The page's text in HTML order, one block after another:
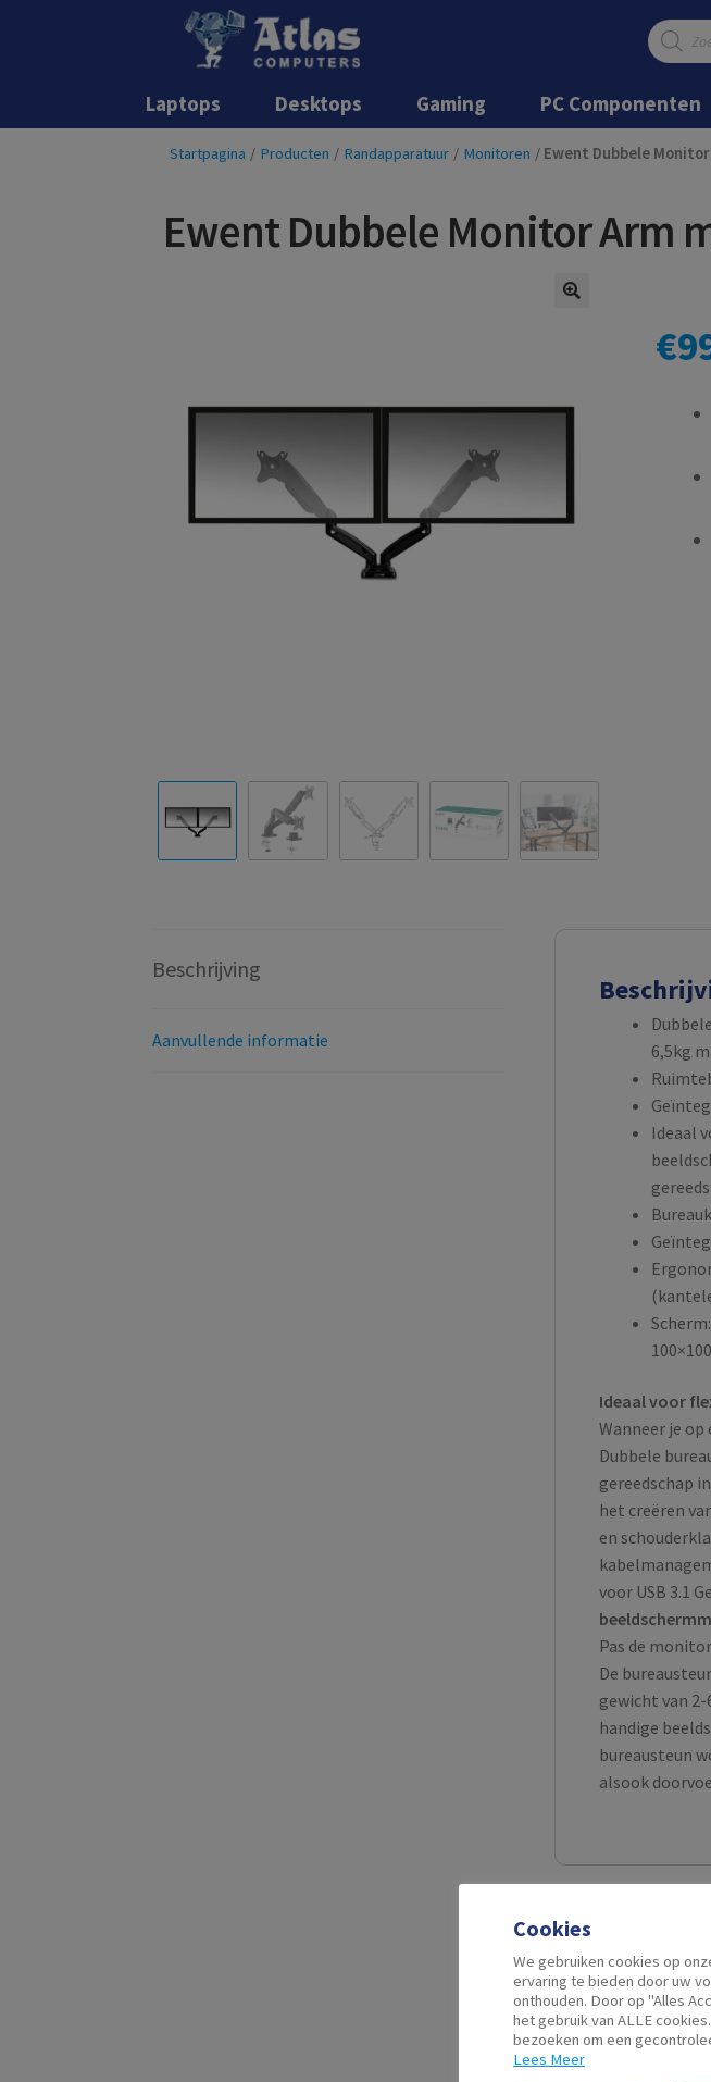
zoeken
Laptops Desktops Gaming PC Componenten
Startpagina / Producten / Randapparatuur / Monitoren / Ewent Dubbele Monitor
Ewent Dubbele Monitor Arm
€
Beschrijving
Aanvullende informatie
6,5kg
Ideaal
100×100
Ideaal voor
Wanneer je
Dubbele
gereedschap
het creëren
en
voor USB 3.1
Pas de
De
gewicht van 2-
handige
bureausteun
alsook
Cookies
We gebruiken cookies op
ervaring te bieden door uw
onthouden. Door op "Alles
het gebruik van ALLE
bezoeken om een
Lees Meer